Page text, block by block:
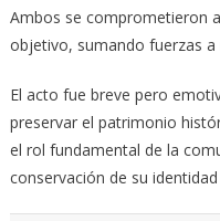
Ambos se comprometieron
objetivo, sumando fuerzas a
El acto fue breve pero
preservar el patrimonio
el rol fundamental de la
conservación de su